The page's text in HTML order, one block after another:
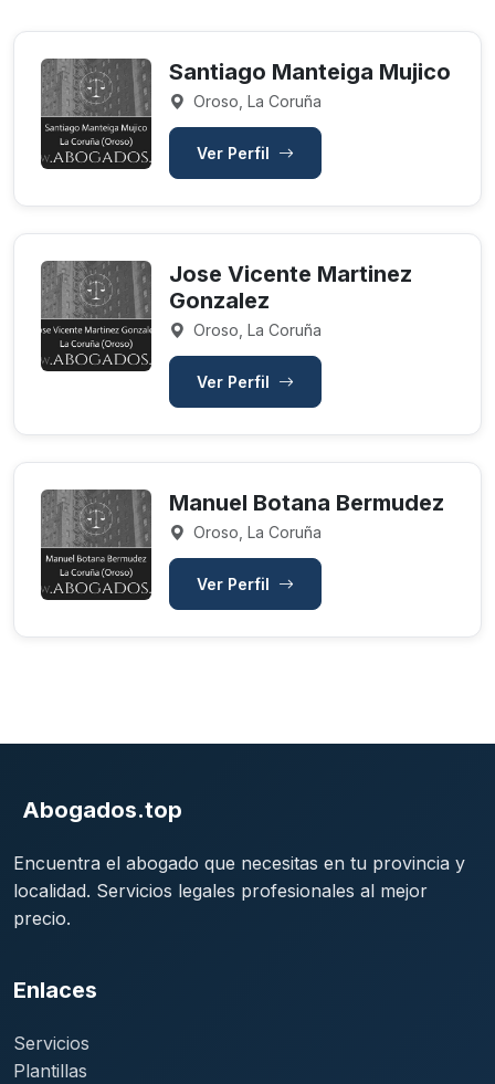
Santiago Manteiga Mujico
Oroso, La Coruña
Ver Perfil
Jose Vicente Martinez
Gonzalez
Oroso, La Coruña
Ver Perfil
Manuel Botana Bermudez
Oroso, La Coruña
Ver Perfil
Abogados.top
Encuentra el abogado que necesitas en tu provincia y
localidad. Servicios legales profesionales al mejor
precio.
Enlaces
Servicios
Plantillas